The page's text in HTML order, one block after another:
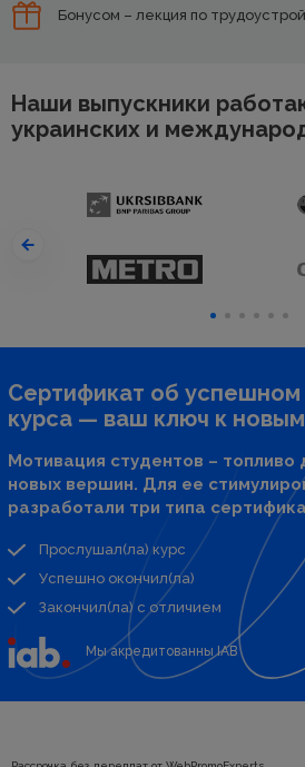
Бонусом – лекция по
Наши выпускники
украинских и
Сертификат об
курса — ваш ключ к
Мотивация студентов – топливо
новых вершин. Для ее
разработали три типа
Прослушал(ла) курс
Успешно окончил(ла)
Закончил(ла) с отличием
Мы акредитованны IAB